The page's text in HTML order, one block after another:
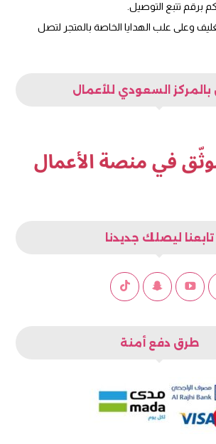
برقم تتبع التوصيل.
وعلى علب الهدايا الخاصة بالمتجر لتصل
السعودي للأعمال
تابعنا ليصلك جديدنا
طرق دفع أمنة